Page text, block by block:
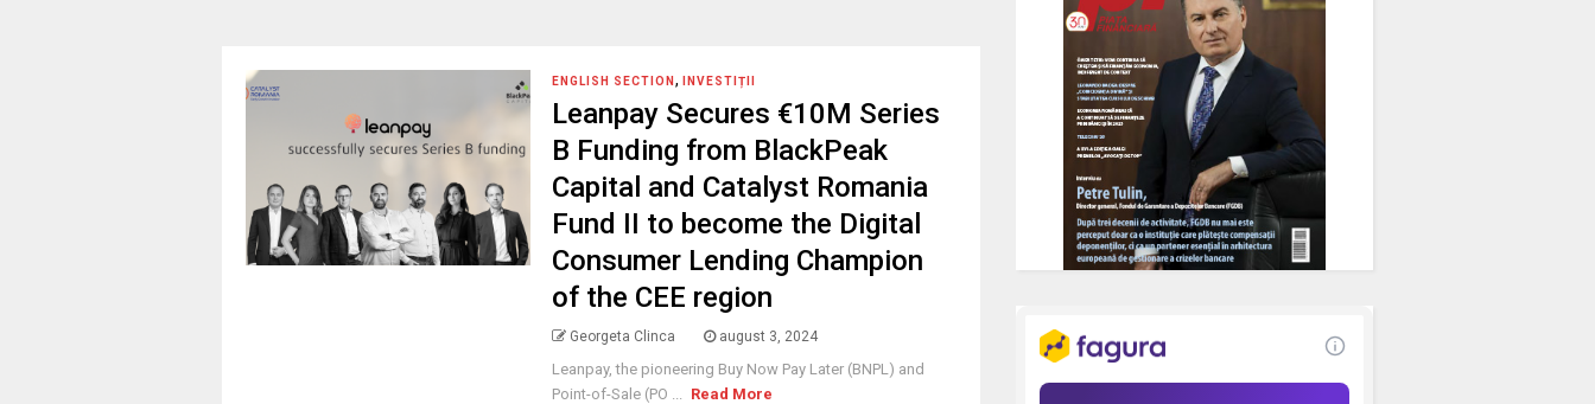
ENGLISH SECTION , INVESTIȚII
Leanpay Secures €10M Series
B Funding from BlackPeak
Capital and Catalyst Romania
Fund II to become the Digital
Consumer Lending Champion
of the CEE region
Georgeta Clinca august 3, 2024
Leanpay, the pioneering Buy Now Pay Later (BNPL) and
Point-of-Sale (PO ... Read More